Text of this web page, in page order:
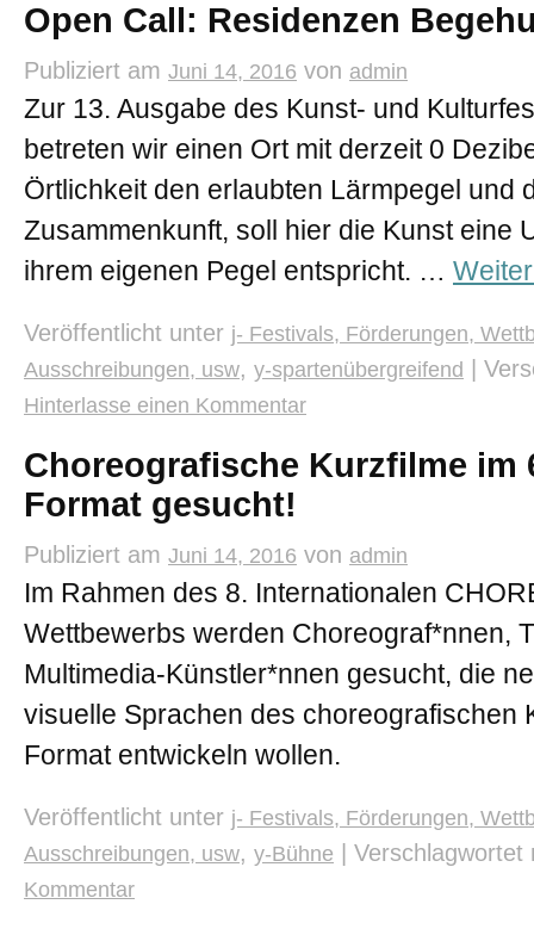
Open Call: Residenzen
Publiziert am Juni 14, 2016 von admin
Zur 13. Ausgabe des Kunst- und
betreten wir einen Ort mit derzeit 0
Örtlichkeit den erlaubten Lärmpegel und
Zusammenkunft, soll hier die Kunst eine
ihrem eigenen Pegel entspricht. …
Veröffentlicht unter j- Festivals, Förderungen,
Ausschreibungen, usw, y-spartenübergreifend
Hinterlasse einen Kommentar
Choreografische Kurzfilme im
Format gesucht!
Publiziert am Juni 14, 2016 von admin
Im Rahmen des 8. Internationalen
Wettbewerbs werden Choreograf*nnen,
Multimedia-Künstler*nnen gesucht, die
visuelle Sprachen des choreografischen
Format entwickeln wollen.
Veröffentlicht unter j- Festivals, Förderungen,
Ausschreibungen, usw, y-Bühne Verschlagwortet
Kommentar